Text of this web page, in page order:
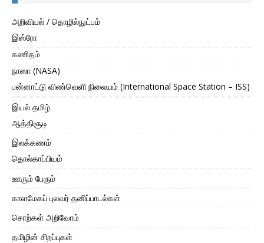
அறிவியல் / தொழில்நுட்பம்
இஸ்ரோ
கணிதம்
நாஸா (NASA)
பன்னாட்டு விண்வெளி நிலையம் (International Space Station – ISS)
இயல் தமிழ்
ஆத்திசூடி
இலக்கணம்
தொல்காப்பியம்
ஊரும் பேரும்
காளமேகப் புலவர் தனிப்பாடல்கள்
சொற்கள் அறிவோம்
தமிழின் சிறப்புகள்